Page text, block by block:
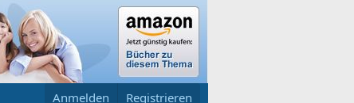
Anmelden Registrieren